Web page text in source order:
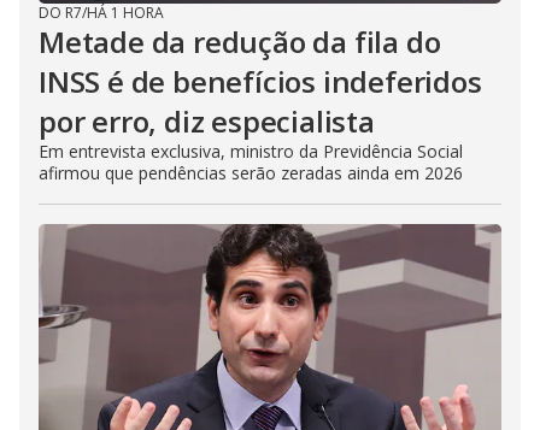
DO R7/HÁ 1 HORA
Metade da redução da fila do
INSS é de benefícios indeferidos
por erro, diz especialista
Em entrevista exclusiva, ministro da Previdência Social
afirmou que pendências serão zeradas ainda em 2026